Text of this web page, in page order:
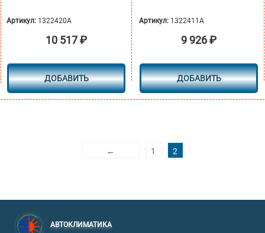
Артикул: 1322420A
10 517₽
ДОБАВИТЬ
Артикул: 1322411A
9 926₽
ДОБАВИТЬ
← 1 2
АВТОКЛИМАТИКА